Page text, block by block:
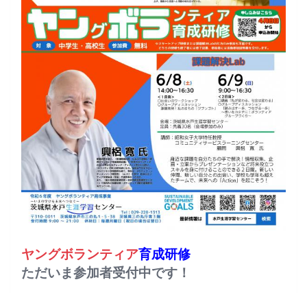
ヤングボランティア育成研修
ただいま参加者受付中です！